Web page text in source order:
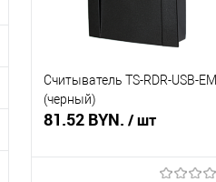
Считыватель TS-RDR-USB-EM
(черный)
81.52 BYN. / шт